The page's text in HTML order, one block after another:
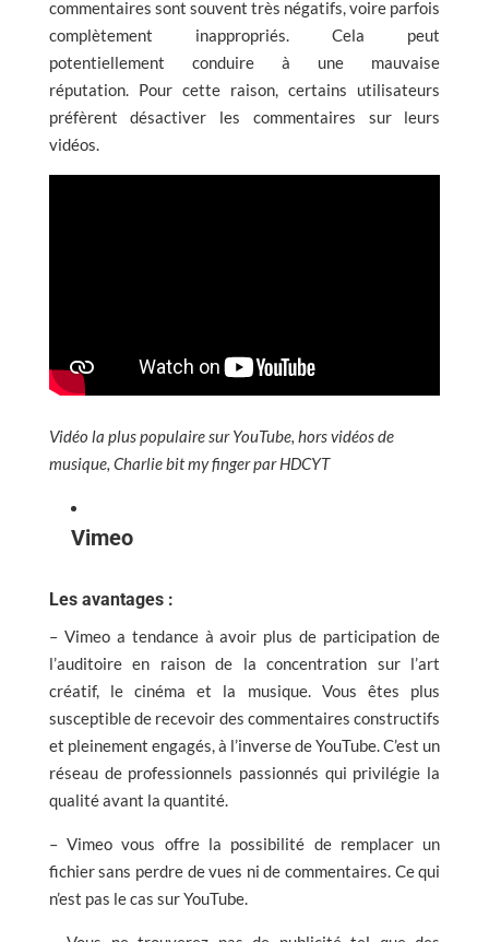
commentaires sont souvent très négatifs, voire parfois
complètement inappropriés. Cela peut
potentiellement conduire à une mauvaise
réputation. Pour cette raison, certains utilisateurs
préfèrent désactiver les commentaires sur leurs
vidéos.
Vidéo la plus populaire sur YouTube, hors vidéos de
musique, Charlie bit my finger par HDCYT
Vimeo
Les avantages :
– Vimeo a tendance à avoir plus de participation de
l’auditoire en raison de la concentration sur l’art
créatif, le cinéma et la musique. Vous êtes plus
susceptible de recevoir des commentaires constructifs
et pleinement engagés, à l’inverse de YouTube. C’est un
réseau de professionnels passionnés qui privilégie la
qualité avant la quantité.
– Vimeo vous offre la possibilité de remplacer un
fichier sans perdre de vues ni de commentaires. Ce qui
n’est pas le cas sur YouTube.